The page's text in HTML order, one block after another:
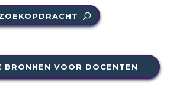
BRONNEN VOOR DOCENTEN